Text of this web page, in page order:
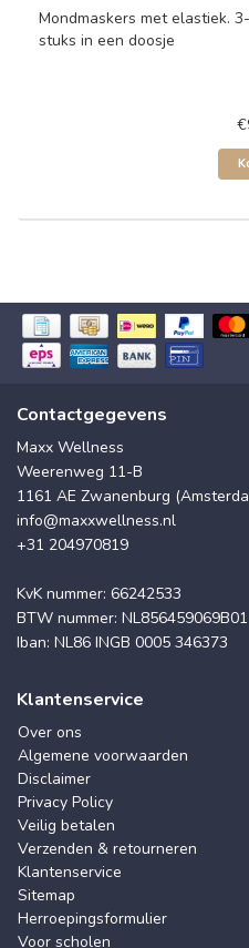
Mondmaskers met elastiek.
stuks in een doosje
Contactgegevens
Maxx Wellness
Weerenweg 11-B
1161 AE Zwanenburg
info@maxxwellness.nl
+31 204970819
KvK nummer: 66242533
BTW nummer: NL856459069B01
Iban: NL86 INGB 0005 346373
Klantenservice
Over ons
Algemene voorwaarden
Disclaimer
Privacy Policy
Veilig betalen
Verzenden & retourneren
Klantenservice
Sitemap
Herroepingsformulier
Voor scholen